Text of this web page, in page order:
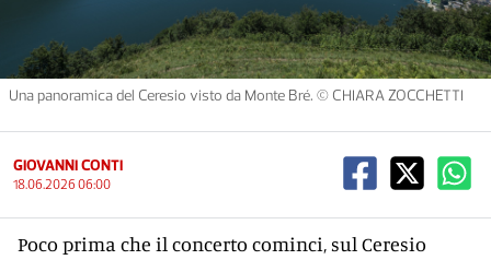
Una panoramica del Ceresio visto da Monte Bré. © CHIARA ZOCCHETTI
GIOVANNI CONTI
18.06.2026 06:00
Poco prima che il concerto cominci, sul Ceresio